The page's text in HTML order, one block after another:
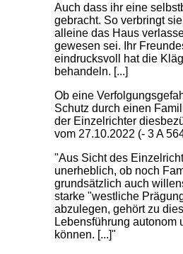
Auch dass ihr eine
gebracht. So verbringt
alleine das Haus
gewesen sei. Ihr
eindrucksvoll hat die
behandeln. [...]
Ob eine
Schutz durch einen
der Einzelrichter
vom 27.10.2022 (- 3 A
"Aus Sicht des
unerheblich, ob noch
grundsätzlich auch
starke "westliche
abzulegen, gehört zu
Lebensführung autonom
können. [...]"